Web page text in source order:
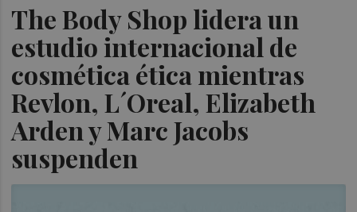
The Body Shop lidera un
estudio internacional de
cosmética ética mientras
Revlon, L´Oreal, Elizabeth
Arden y Marc Jacobs
suspenden